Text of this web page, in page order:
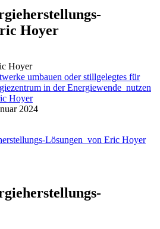
Hoyer
Hoyer
umbauen oder stillgelegtes für
in der Energiewende nutzen
Hoyer
2024
Lösungen von Eric Hoyer